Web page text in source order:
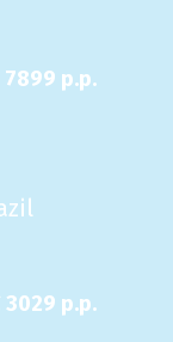
7899 p.p.
3029 p.p.